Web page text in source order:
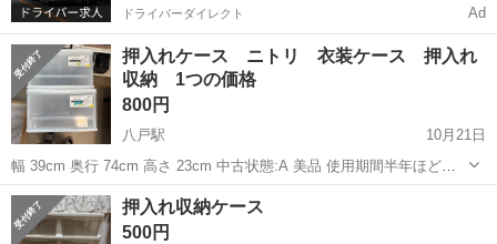
ドライバーダイレクト Ad
押入れケース ニトリ 衣装ケース 押入れ
収納 1つの価格
800円
八戸駅
10月21日
幅 39cm 奥行 74cm 高さ 23cm 中古状態:A 美品 使用期間半年ほどで
す 傷や汚れ少しあります 1つ800円です！ 【店舗引渡の場合】 住所:〒
039-1105 八戸市八幡五日町31-1 営業時間:9時...
青森 八戸市 八戸駅
押入れ収納ケース
500円